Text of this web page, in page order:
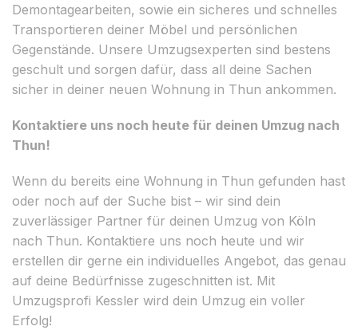
Demontagearbeiten, sowie ein sicheres und schnelles
Transportieren deiner Möbel und persönlichen
Gegenstände. Unsere Umzugsexperten sind bestens
geschult und sorgen dafür, dass all deine Sachen
sicher in deiner neuen Wohnung in Thun ankommen.
Kontaktiere uns noch heute für deinen Umzug nach
Thun!
Wenn du bereits eine Wohnung in Thun gefunden hast
oder noch auf der Suche bist – wir sind dein
zuverlässiger Partner für deinen Umzug von Köln
nach Thun. Kontaktiere uns noch heute und wir
erstellen dir gerne ein individuelles Angebot, das genau
auf deine Bedürfnisse zugeschnitten ist. Mit
Umzugsprofi Kessler wird dein Umzug ein voller
Erfolg!